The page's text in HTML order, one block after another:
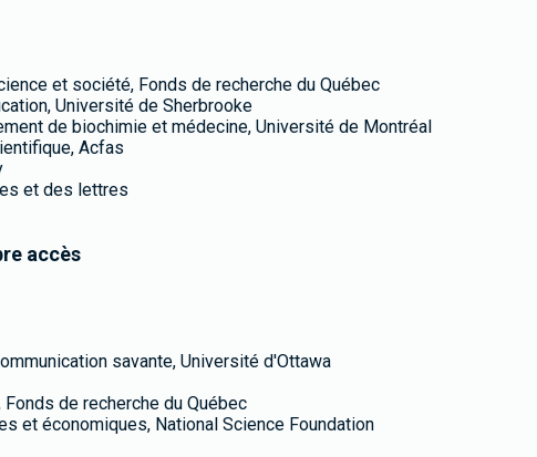
et société, Fonds de recherche du Québec
Université de Sherbrooke
de biochimie et médecine, Université de Montréal
Acfas
et des lettres
accès
savante, Université d'Ottawa
de recherche du Québec
et économiques, National Science Foundation